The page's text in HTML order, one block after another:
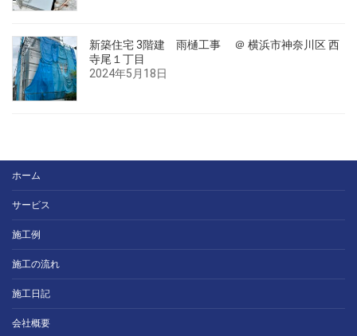
新築住宅 3階建 雨樋工事 ＠ 横浜市神奈川区 西
寺尾１丁目
2024年5月18日
ホーム
サービス
施工例
施工の流れ
施工日記
会社概要